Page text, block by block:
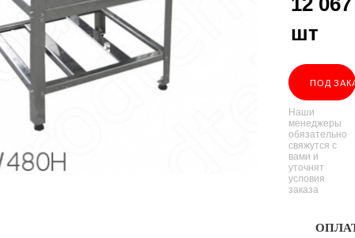
шт
ПОД
Наши
менеджеры
обязательно
свяжутся с
вами и
уточнят
условия
заказа